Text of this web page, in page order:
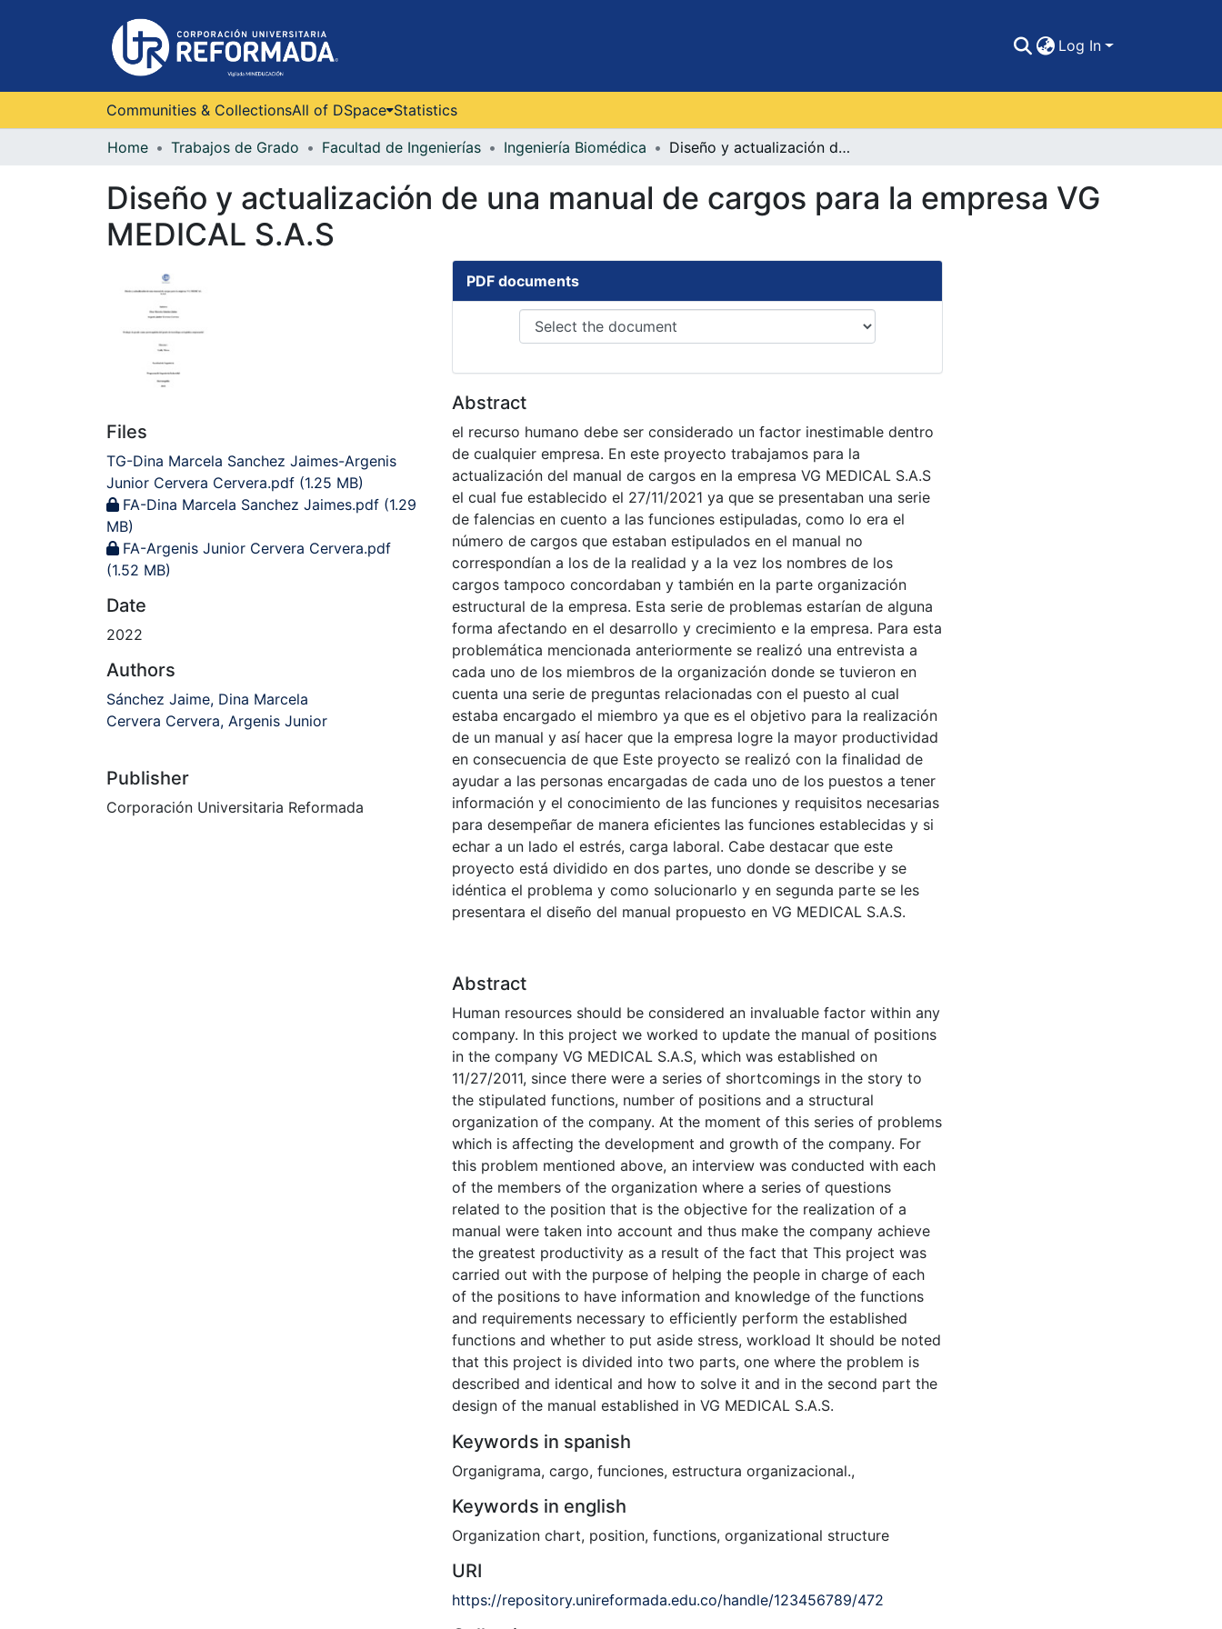
Log In
Communities & CollectionsAll of DSpace Statistics
Home Trabajos de Grado Facultad de Ingenierías Ingeniería Biomédica Diseño y actualización de una manual de cargos para la empresa VG MEDICAL S.A.S
Diseño y actualización de una manual de cargos para la empresa VG
MEDICAL S.A.S
Files
TG-Dina Marcela Sanchez Jaimes-Argenis
Junior Cervera Cervera.pdf (1.25 MB)
FA-Dina Marcela Sanchez Jaimes.pdf (1.29
MB)
FA-Argenis Junior Cervera Cervera.pdf
(1.52 MB)
Date
2022
Authors
Sánchez Jaime, Dina Marcela
Cervera Cervera, Argenis Junior
Publisher
Corporación Universitaria Reformada
PDF documents
Abstract
el recurso humano debe ser considerado un factor inestimable dentro
de cualquier empresa. En este proyecto trabajamos para la
actualización del manual de cargos en la empresa VG MEDICAL S.A.S
el cual fue establecido el 27/11/2021 ya que se presentaban una serie
de falencias en cuento a las funciones estipuladas, como lo era el
número de cargos que estaban estipulados en el manual no
correspondían a los de la realidad y a la vez los nombres de los
cargos tampoco concordaban y también en la parte organización
estructural de la empresa. Esta serie de problemas estarían de alguna
forma afectando en el desarrollo y crecimiento e la empresa. Para esta
problemática mencionada anteriormente se realizó una entrevista a
cada uno de los miembros de la organización donde se tuvieron en
cuenta una serie de preguntas relacionadas con el puesto al cual
estaba encargado el miembro ya que es el objetivo para la realización
de un manual y así hacer que la empresa logre la mayor productividad
en consecuencia de que Este proyecto se realizó con la finalidad de
ayudar a las personas encargadas de cada uno de los puestos a tener
información y el conocimiento de las funciones y requisitos necesarias
para desempeñar de manera eficientes las funciones establecidas y si
echar a un lado el estrés, carga laboral. Cabe destacar que este
proyecto está dividido en dos partes, uno donde se describe y se
idéntica el problema y como solucionarlo y en segunda parte se les
presentara el diseño del manual propuesto en VG MEDICAL S.A.S.
Abstract
Human resources should be considered an invaluable factor within any
company. In this project we worked to update the manual of positions
in the company VG MEDICAL S.A.S, which was established on
11/27/2011, since there were a series of shortcomings in the story to
the stipulated functions, number of positions and a structural
organization of the company. At the moment of this series of problems
which is affecting the development and growth of the company. For
this problem mentioned above, an interview was conducted with each
of the members of the organization where a series of questions
related to the position that is the objective for the realization of a
manual were taken into account and thus make the company achieve
the greatest productivity as a result of the fact that This project was
carried out with the purpose of helping the people in charge of each
of the positions to have information and knowledge of the functions
and requirements necessary to efficiently perform the established
functions and whether to put aside stress, workload It should be noted
that this project is divided into two parts, one where the problem is
described and identical and how to solve it and in the second part the
design of the manual established in VG MEDICAL S.A.S.
Keywords in spanish
Organigrama, cargo, funciones, estructura organizacional.,
Keywords in english
Organization chart, position, functions, organizational structure
URI
https://repository.unireformada.edu.co/handle/123456789/472